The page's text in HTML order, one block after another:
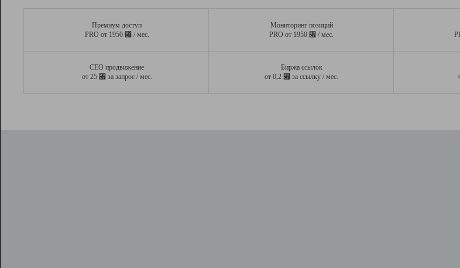
Премиум доступ
PRO от 1950 ⃏ / мес.
Мониторинг позиций
PRO от 1950 ⃏ / мес.
СЕО продвижение
от 25 ⃏ за запрос / мес.
Биржа ссылок
от 0,2 ⃏ за ссылку / мес.